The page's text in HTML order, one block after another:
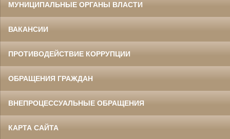
МУНИЦИПАЛЬНЫЕ ОРГАНЫ ВЛАСТИ
ВАКАНСИИ
ПРОТИВОДЕЙСТВИЕ КОРРУПЦИИ
ОБРАЩЕНИЯ ГРАЖДАН
ВНЕПРОЦЕССУАЛЬНЫЕ ОБРАЩЕНИЯ
КАРТА САЙТА